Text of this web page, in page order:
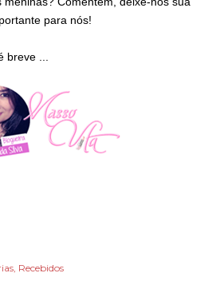
para nós!
...
Recebidos